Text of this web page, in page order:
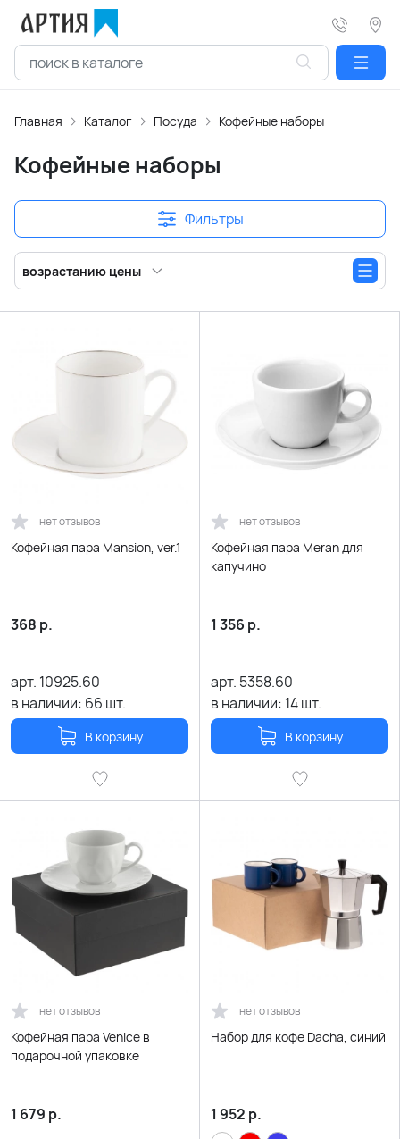
Главная Каталог Посуда Кофейные наборы
Кофейные наборы
Фильтры
возрастанию цены
нет отзывов
Кофейная пара Mansion, ver.1
368 р.
арт. 10925.60
в наличии: 66 шт.
В корзину
нет отзывов
Кофейная пара Meran для
капучино
1 356 р.
арт. 5358.60
в наличии: 14шт.
В корзину
нет отзывов
Кофейная пара Venice в
подарочной упаковке
1 679 р.
нет отзывов
Набор для кофе Dacha, синий
1 952 р.